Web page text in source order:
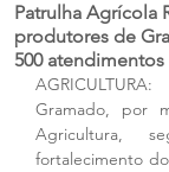
Patrulha Agrícola
produtores de
500 atendimentos
Gramado, por
Agricultura,
fortalecimento